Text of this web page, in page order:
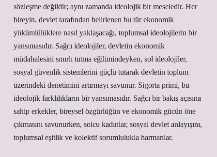
sözleşme değildir; aynı zamanda ideolojik bir meseledir. Her
bireyin, devlet tarafından belirlenen bu tür ekonomik
yükümlülüklere nasıl yaklaşacağı, toplumsal ideolojilerin bir
yansımasıdır. Sağcı ideolojiler, devletin ekonomik
müdahalesini sınırlı tutma eğilimindeyken, sol ideolojiler,
sosyal güvenlik sistemlerini güçlü tutarak devletin toplum
üzerindeki denetimini artırmayı savunur. Sigorta primi, bu
ideolojik farklılıkların bir yansımasıdır. Sağcı bir bakış açısına
sahip erkekler, bireysel özgürlüğün ve ekonomik gücün öne
çıkmasını savunurken, solcu kadınlar, sosyal devlet anlayışını,
toplumsal eşitlik ve kolektif sorumlulukla harmanlar.